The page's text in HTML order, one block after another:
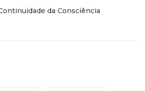
da Consciência